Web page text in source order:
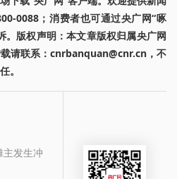
0088；消费者也可通过央广网“啄
。版权声明：本文章版权归属央广网
请联系：cnrbanquan@cnr.cn，不
。
主发生冲